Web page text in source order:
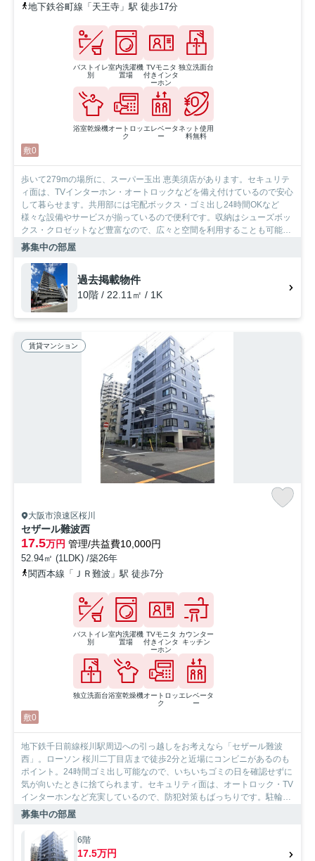
地下鉄谷町線「天王寺」駅 徒歩17分
バストイレ
別
室内洗濯機
置場
TVモニタ
付きインタ
ーホン
独立洗面台
浴室乾燥機オートロッ
ク
エレベータ
ー
ネット使用
料無料
敷0
歩いて279mの場所に、スーパー玉出 恵美須店があります。セキュリテ
ィ面は、TVインターホン・オートロックなどを備え付けているので安心
して暮らせます。共用部には宅配ボックス・ゴミ出し24時間OKなど
様々な設備やサービスが揃っているので便利です。収納はシューズボッ
クス・クロゼットなど豊富なので、広々と空間を利用することも可能で
す。室内設備は浴室乾燥機・洗面所独立などが揃っているので、快適に
過ごしやすいお部屋になります。どういった生活を送りたいか。それも
住まい選びでは必要な要素です。新しい住まいでの快適な生活を、当社
スタッフがお手伝い致します。
募集中の部屋
過去掲載物件
10階 / 22.11㎡ / 1K
賃貸マンション
大阪市浪速区桜川
セザール難波西
17.5万円 管理/共益費10,000円
52.94㎡ (1LDK) /築26年
関西本線「ＪＲ難波」駅 徒歩7分
バストイレ
別
室内洗濯機
置場
TVモニタ
付きインタ
ーホン
カウンター
キッチン
独立洗面台浴室乾燥機オートロッ
ク
エレベータ
ー
敷0
地下鉄千日前線桜川駅周辺への引っ越しをお考えなら「セザール難波
西」。ローソン 桜川二丁目店まで徒歩2分と近場にコンビニがあるのも
ポイント。24時間ゴミ出し可能なので、いちいちゴミの日を確認せずに
気が向いたときに捨てられます。セキュリティ面は、オートロック・TV
インターホンなど充実しているので、防犯対策もばっちりです。駐輪場
が併設されている物件です。丁寧かつ迅速に対応する事がモットーの当
区や地下鉄千日前線桜川付近のことならお任せ下さい。
募集中の部屋
6階
17.5万円